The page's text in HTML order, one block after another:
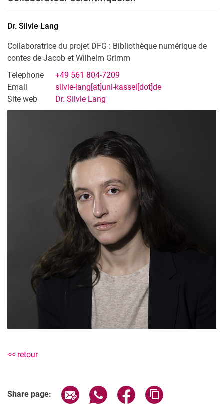
Dr. Silvie Lang
Collaboratrice du projet DFG : Bibliothèque numérique de
contes de Jacob et Wilhelm Grimm
Telephone
+49 561 804-7209
Email
silvie-lang[at]uni-kassel[dot]de
Site web
Dr. Silvie Lang
<< retour
Share page: Share page via email
Share page via WhatsApp
Share page via